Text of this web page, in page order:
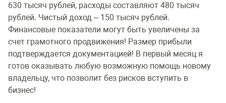
630 тысяч рублей, расходы составляют 480 тысяч
рублей. Чистый доход – 150 тысяч рублей.
Финансовые показатели могут быть увеличены за
счет грамотного продвижения! Размер прибыли
подтверждается документацией! В первый месяц я
готов оказывать любую возможную помощь новому
владельцу, что позволит без рисков вступить в
бизнес!